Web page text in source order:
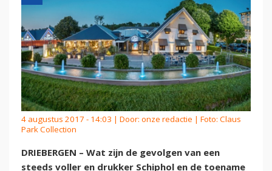
4 augustus 2017 - 14:03 | Door: onze redactie | Foto: Claus
Park Collection
DRIEBERGEN – Wat zijn de gevolgen van een
steeds voller en drukker Schiphol en de toename